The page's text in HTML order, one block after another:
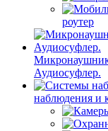
роутер
Микронаушник
Аудиосуфлер.
наблюдения и